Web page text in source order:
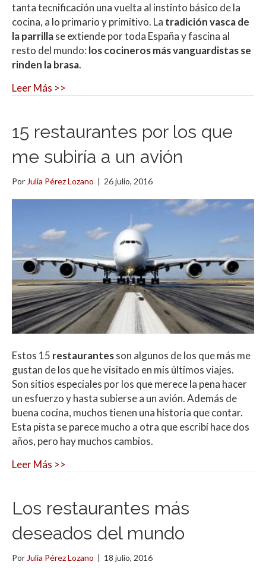
tanta tecnificación una vuelta al instinto básico de la
cocina, a lo primario y primitivo. La tradición vasca de
la parrillase extiende por toda España y fascina al
resto del mundo: los cocineros más vanguardistas se
rinden la brasa.
Leer Más >>
15 restaurantes por los que
me subiría a un avión
Por Julia Pérez Lozano | 26 julio, 2016
Estos 15 restaurantesson algunos de los que más me
gustan de los que he visitado en mis últimos viajes.
Son sitios especiales por los que merece la pena hacer
un esfuerzo y hasta subierse a un avión. Además de
buena cocina, muchos tienen una historia que contar.
Esta pista se parece mucho a otra que escribí hace dos
años, pero hay muchos cambios.
Leer Más >>
Los restaurantes más
deseados del mundo
Por Julia Pérez Lozano | 18 julio, 2016